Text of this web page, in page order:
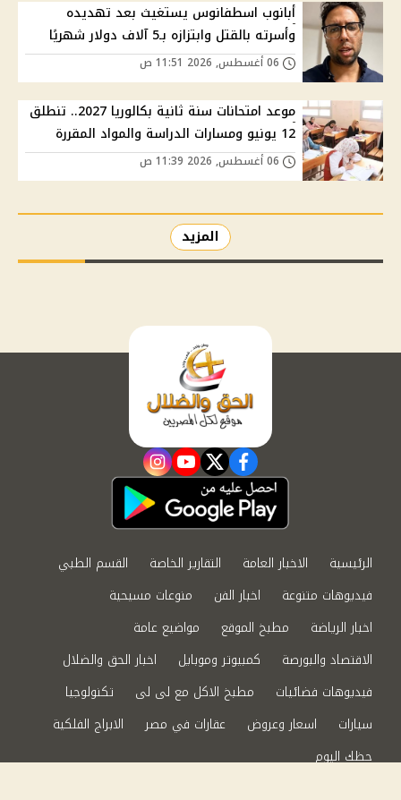
أبانوب اسطفانوس يستغيث بعد تهديده
وأسرته بالقتل وابتزازه بـ5 آلاف دولار شهريًا
موعد امتحانات سنة ثانية بكالوريا 2027.. تنطلق
12 يونيو ومسارات الدراسة والمواد المقررة
المزيد
facebook
twitter
youtube
instagram
الرئيسية الاخبار العامة التقارير الخاصة
القسم الطبي
فيديوهات متنوعة
اخبار الفن
منوعات مسيحية
اخبار الرياضة
مطبخ الموقع
مواضيع عامة
الاقتصاد والبورصة
كمبيوتر وموبايل
اخبار الحق والضلال
فيديوهات فضائيات
مطبخ الاكل مع لى لى
تكنولوجيا
سيارات
اسعار وعروض عقارات في مصر
الابراج الفلكية
حظك اليوم